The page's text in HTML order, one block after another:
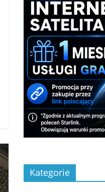
Kategorie